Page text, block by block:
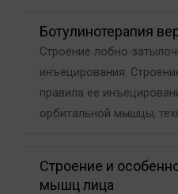
Ботулинотерапия
Строение лобно-
инъецирования.
правила ее
орбитальной мышцы,
Строение и
мышц лица